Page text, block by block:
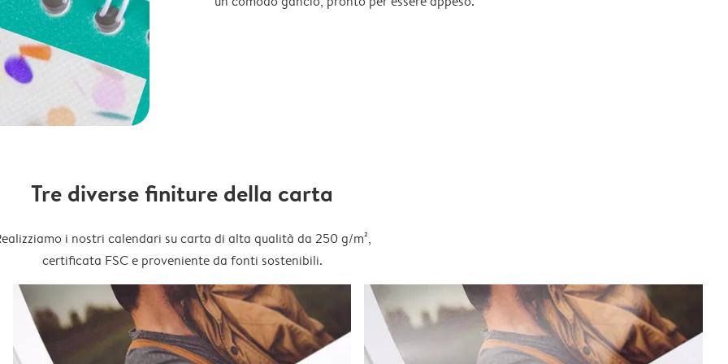
Tre diverse finiture della carta
i nostri calendari su carta di alta qualità da 250 g/m²,
certificata FSC e proveniente da fonti sostenibili.